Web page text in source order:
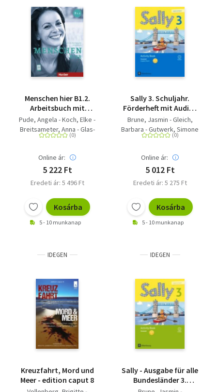
Menschen hier B1.2.
Arbeitsbuch mit
Audios online -
Deutsch als
Zweitsprache
Pude, Angela - Koch, Elke -
Breitsameter, Anna - Glas-
Peters, Sabine
Online ár:
5 222 Ft
Eredeti ár: 5 496 Ft
Kosárba
5 - 10 munkanap
Sally 3. Schuljahr.
Förderheft mit Audio-
CD. Ausgabe Bayern
(Neubearbeitung) -
Englisch ab Klasse 3 -
Brune, Jasmin - Gleich,
Barbara - Gutwerk, Simone
- Schwarz, Sabine -
Lugauer, Marion -
Spangenberg, Anke -
Gleixner-Weyrauch,
Stefanie - Koch, Martina -
Elsner, Daniela
Online ár:
5 012 Ft
Eredeti ár: 5 275 Ft
Kosárba
5 - 10 munkanap
IDEGEN
Kreuzfahrt, Mord und
Meer - edition caput 8
IDEGEN
Sally - Ausgabe für alle
Bundesländer 3.
Schuljahr - Activity